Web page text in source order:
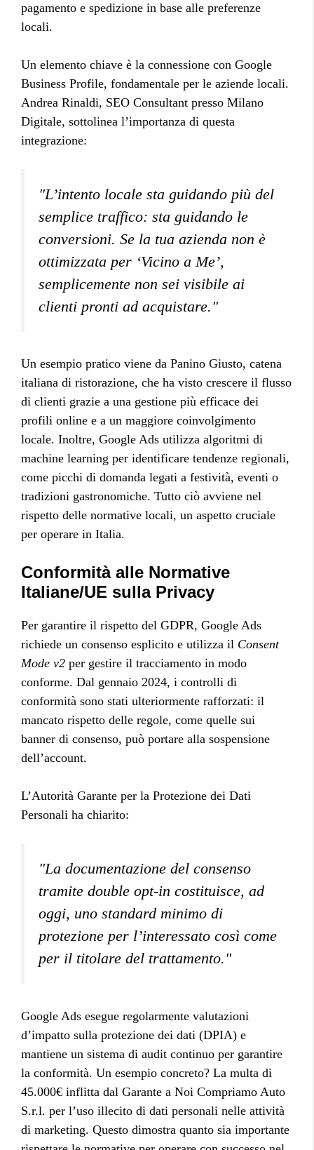
pagamento e spedizione in base alle preferenze
locali.
Un elemento chiave è la connessione con Google
Business Profile, fondamentale per le aziende locali.
Andrea Rinaldi, SEO Consultant presso Milano
Digitale, sottolinea l’importanza di questa
integrazione:
"L’intento locale sta guidando più del
semplice traffico: sta guidando le
conversioni. Se la tua azienda non è
ottimizzata per ‘Vicino a Me’,
semplicemente non sei visibile ai
clienti pronti ad acquistare."
Un esempio pratico viene da Panino Giusto, catena
italiana di ristorazione, che ha visto crescere il flusso
di clienti grazie a una gestione più efficace dei
profili online e a un maggiore coinvolgimento
locale. Inoltre, Google Ads utilizza algoritmi di
machine learning per identificare tendenze regionali,
come picchi di domanda legati a festività, eventi o
tradizioni gastronomiche. Tutto ciò avviene nel
rispetto delle normative locali, un aspetto cruciale
per operare in Italia.
Conformità alle Normative
Italiane/UE sulla Privacy
Per garantire il rispetto del GDPR, Google Ads
richiede un consenso esplicito e utilizza il Consent
Mode v2 per gestire il tracciamento in modo
conforme. Dal gennaio 2024, i controlli di
conformità sono stati ulteriormente rafforzati: il
mancato rispetto delle regole, come quelle sui
banner di consenso, può portare alla sospensione
dell’account.
L’Autorità Garante per la Protezione dei Dati
Personali ha chiarito:
"La documentazione del consenso
tramite double opt-in costituisce, ad
oggi, uno standard minimo di
protezione per l’interessato così come
per il titolare del trattamento."
Google Ads esegue regolarmente valutazioni
d’impatto sulla protezione dei dati (DPIA) e
mantiene un sistema di audit continuo per garantire
la conformità. Un esempio concreto? La multa di
45.000€ inflitta dal Garante a Noi Compriamo Auto
S.r.l. per l’uso illecito di dati personali nelle attività
di marketing. Questo dimostra quanto sia importante